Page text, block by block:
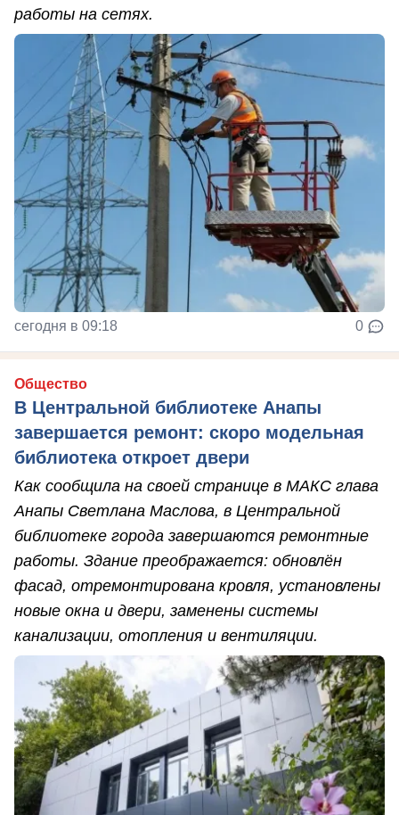
работы на сетях.
сегодня в 09:18 0
Общество
В Центральной библиотеке Анапы
завершается ремонт: скоро модельная
библиотека откроет двери
Как сообщила на своей странице в МАКС глава
Анапы Светлана Маслова, в Центральной
библиотеке города завершаются ремонтные
работы. Здание преображается: обновлён
фасад, отремонтирована кровля, установлены
новые окна и двери, заменены системы
канализации, отопления и вентиляции.